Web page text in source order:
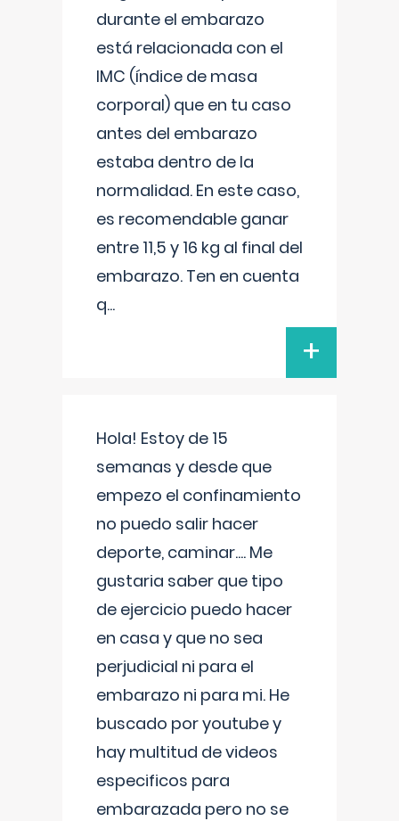
durante el embarazo
está relacionada con el
IMC (índice de masa
corporal) que en tu caso
antes del embarazo
estaba dentro de la
normalidad. En este caso,
es recomendable ganar
entre 11,5 y 16 kg al final del
embarazo. Ten en cuenta
q...
+
Hola! Estoy de 15
semanas y desde que
empezo el confinamiento
no puedo salir hacer
deporte, caminar.... Me
gustaria saber que tipo
de ejercicio puedo hacer
en casa y que no sea
perjudicial ni para el
embarazo ni para mi. He
buscado por youtube y
hay multitud de videos
especificos para
embarazada pero no se